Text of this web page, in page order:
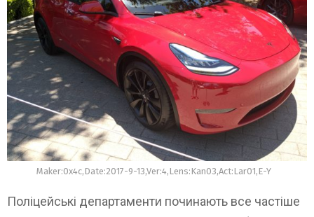
Maker:0x4c,Date:2017-9-13,Ver:4,Lens:Kan03,Act:Lar01,E-Y
Поліцейські департаменти починають все частіше